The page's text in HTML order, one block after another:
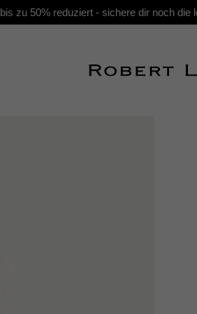
zu 50% reduziert - sichere dir noch die